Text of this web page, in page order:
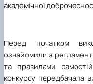
академічної
Перед початком
ознайомили з
та правилами
конкурсу передбачала